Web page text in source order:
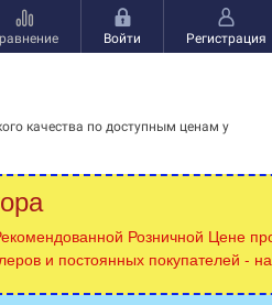
Войти Регистрация
качества по доступным ценам у
Розничной Цене
и постоянных покупателей -